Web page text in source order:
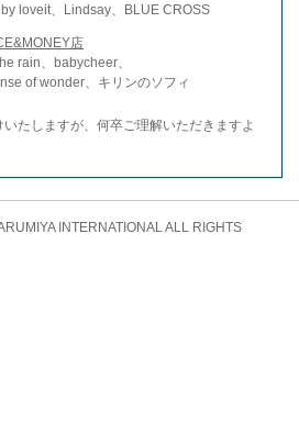
loveit、Lindsay、BLUE CROSS
店
rain、babycheer、
of wonder、キリンのソフィ
たしますが、何卒ご理解いただきますよ